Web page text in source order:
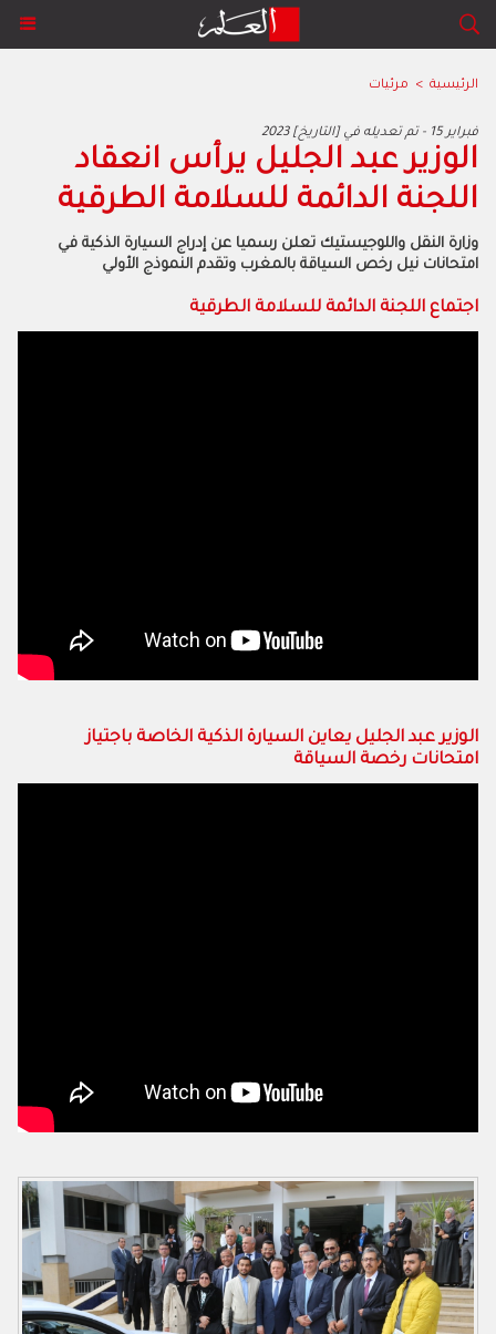
الرئيسية > مرئيات
2023 فبراير 15 - تم تعديله في [التاريخ]
الوزير عبد الجليل يرأس انعقاد
اللجنة الدائمة للسلامة الطرقية
وزارة النقل واللوجيستيك تعلن رسميا عن إدراج السيارة الذكية في
امتحانات نيل رخص السياقة بالمغرب وتقدم النموذج الأولي
اجتماع اللجنة الدائمة للسلامة الطرقية
الوزير عبد الجليل يعاين السيارة الذكية الخاصة باجتياز
امتحانات رخصة السياقة